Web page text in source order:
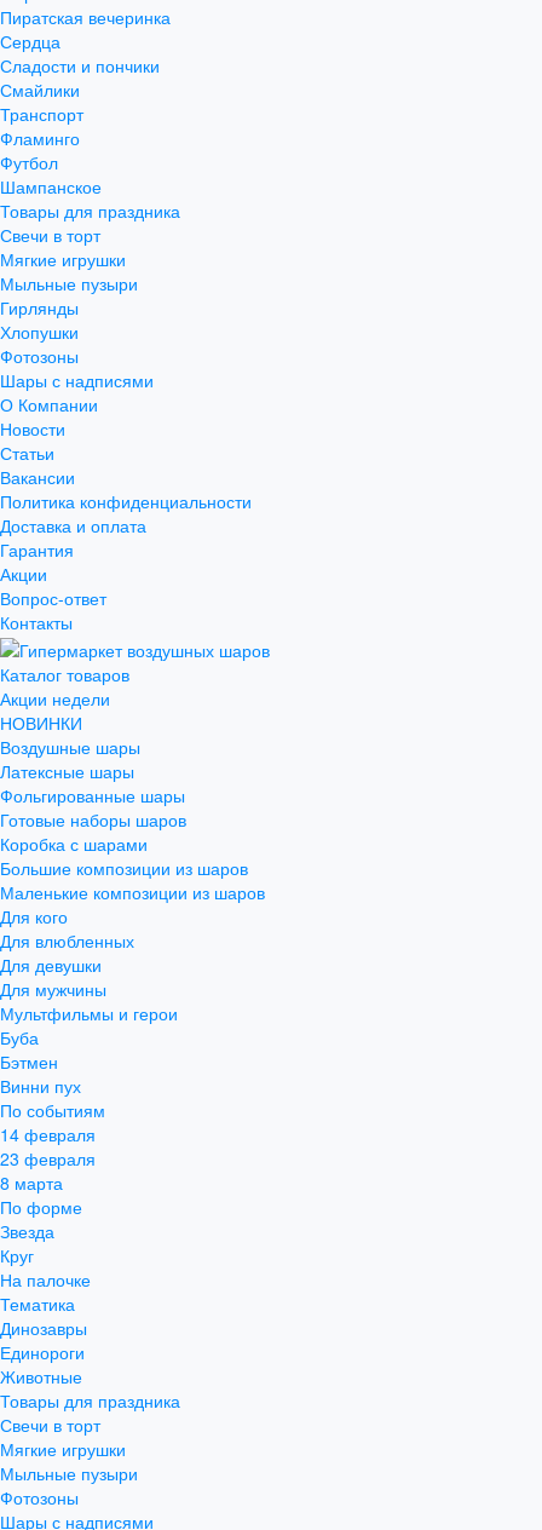
Пиратская вечеринка
Сердца
Сладости и пончики
Смайлики
Транспорт
Фламинго
Футбол
Шампанское
Товары для праздника
Свечи в торт
Мягкие игрушки
Мыльные пузыри
Гирлянды
Хлопушки
Фотозоны
Шары с надписями
О Компании
Новости
Статьи
Вакансии
Политика конфиденциальности
Доставка и оплата
Гарантия
Акции
Вопрос-ответ
Контакты
Каталог товаров
Акции недели
НОВИНКИ
Воздушные шары
Латексные шары
Фольгированные шары
Готовые наборы шаров
Коробка с шарами
Большие композиции из шаров
Маленькие композиции из шаров
Для кого
Для влюбленных
Для девушки
Для мужчины
Мультфильмы и герои
Буба
Бэтмен
Винни пух
По событиям
14 февраля
23 февраля
8 марта
По форме
Звезда
Круг
На палочке
Тематика
Динозавры
Единороги
Животные
Товары для праздника
Свечи в торт
Мягкие игрушки
Мыльные пузыри
Фотозоны
Шары с надписями